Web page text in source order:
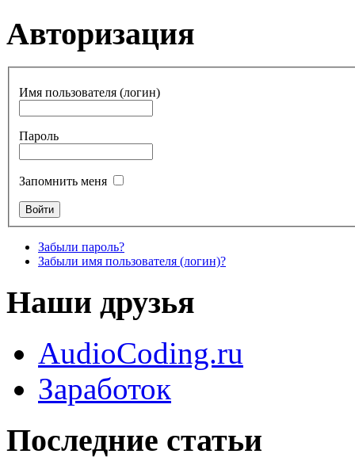
Авторизация
Имя пользователя (логин)
Пароль
Запомнить меня
Забыли пароль?
Забыли имя пользователя (логин)?
Наши друзья
AudioCoding.ru
Заработок
Последние статьи